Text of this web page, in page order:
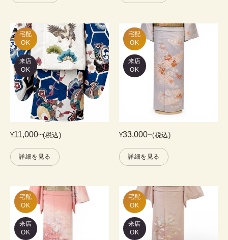
宅配
OK
来店
OK
¥11,000~(税込)
詳細を見る
宅配
OK
来店
OK
¥33,000~(税込)
詳細を見る
宅配
OK
来店
OK
宅配
OK
来店
OK